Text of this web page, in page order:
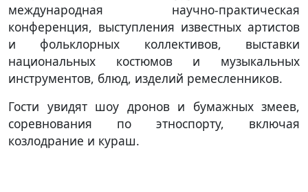
международная научно-практическая
конференция, выступления известных артистов
и фольклорных коллективов, выставки
национальных костюмов и музыкальных
инструментов, блюд, изделий ремесленников.
Гости увидят шоу дронов и бумажных змеев,
соревнования по этноспорту, включая
козлодрание и кураш.